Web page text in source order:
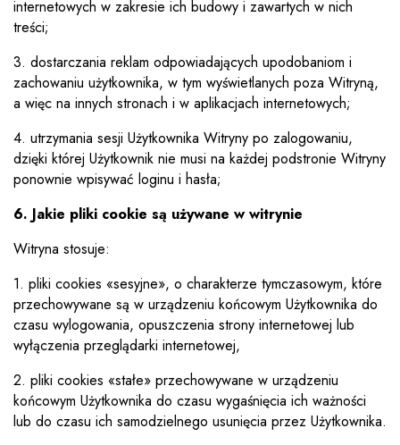
internetowych w zakresie ich budowy i zawartych w nich
treści;
3. dostarczania reklam odpowiadających upodobaniom i
zachowaniu użytkownika, w tym wyświetlanych poza Witryną,
a więc na innych stronach i w aplikacjach internetowych;
4. utrzymania sesji Użytkownika Witryny po zalogowaniu,
dzięki której Użytkownik nie musi na każdej podstronie Witryny
ponownie wpisywać loginu i hasła;
6. Jakie pliki cookie są używane w witrynie
Witryna stosuje:
1. pliki cookies «sesyjne», o charakterze tymczasowym, które
przechowywane są w urządzeniu końcowym Użytkownika do
czasu wylogowania, opuszczenia strony internetowej lub
wyłączenia przeglądarki internetowej,
2. pliki cookies «stałe» przechowywane w urządzeniu
końcowym Użytkownika do czasu wygaśnięcia ich ważności
lub do czasu ich samodzielnego usunięcia przez Użytkownika.